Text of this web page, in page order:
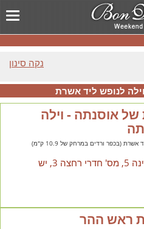
נקה סינון
לנופש ליד אשרת
של אוסנתה - וילה
אשרת (בכפר ורדים במרחק של 10.9 ק"מ)
חדרי שינה 5, מס' חדרי רחצה 3, יש
ראש ההר